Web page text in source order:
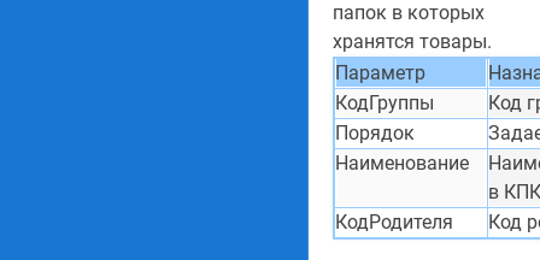
папок в которых
хранятся товары.
Параметр
КодГруппы
Код
Порядок
Наименование
в
КодРодителя
Код